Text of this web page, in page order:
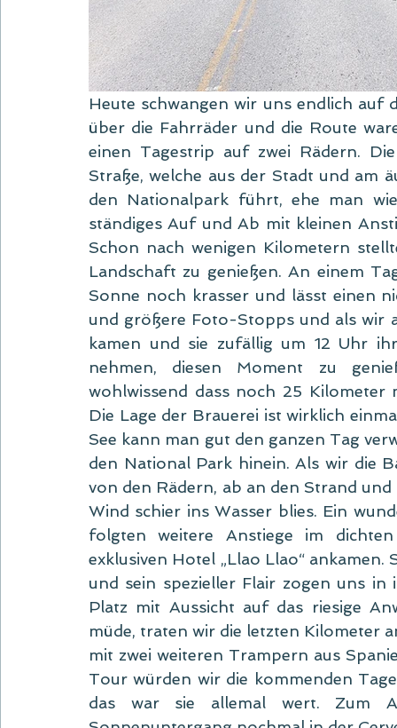
Heute schwangen wir uns endlich auf
über die Fahrräder und die Route
einen Tagestrip auf zwei Rädern.
Straße, welche aus der Stadt und am
den Nationalpark führt, ehe man
ständiges Auf und Ab mit kleinen
Schon nach wenigen Kilometern
Landschaft zu genießen. An einem
Sonne noch krasser und lässt einen
und größere Foto-Stopps und als wir
kamen und sie zufällig um 12 Uhr
nehmen, diesen Moment zu
wohlwissend dass noch 25
Die Lage der Brauerei ist wirklich
See kann man gut den ganzen Tag
den National Park hinein. Als wir die
von den Rädern, ab an den Strand
Wind schier ins Wasser blies. Ein
folgten weitere Anstiege im
exklusiven Hotel „Llao Llao“ ankamen.
und sein spezieller Flair zogen uns
Platz mit Aussicht auf das riesige
müde, traten wir die letzten Kilometer
mit zwei weiteren Trampern aus
Tour würden wir die kommenden
das war sie allemal wert. Zum